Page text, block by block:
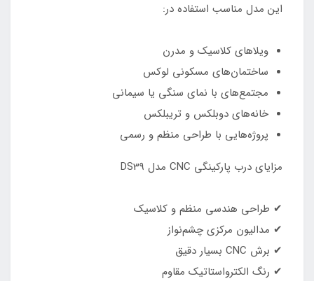
این مدل مناسب استفاده در:
ویلاهای کلاسیک و مدرن
ساختمان‌های مسکونی لوکس
مجتمع‌های با نمای سنگی یا سیمانی
خانه‌های دوبلکس و تریبلکس
پروژه‌هایی با طراحی منظم و رسمی
مزایای درب پارکینگی CNC مدل DS39
✔ طراحی هندسی منظم و کلاسیک
✔ مدالیون مرکزی چشم‌نواز
✔ برش CNC بسیار دقیق
✔ رنگ الکترواستاتیک مقاوم